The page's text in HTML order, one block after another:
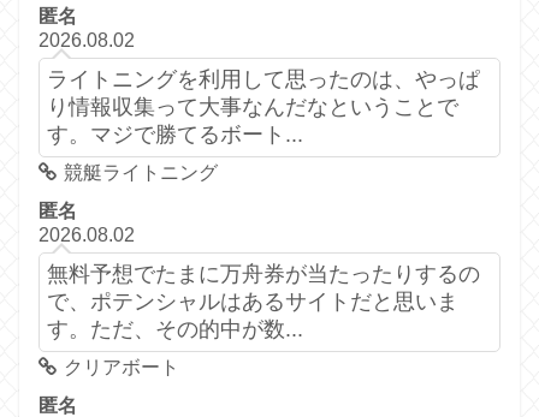
匿名
2026.08.02
ライトニングを利用して思ったのは、やっぱ
り情報収集って大事なんだなということで
す。マジで勝てるボート...
競艇ライトニング
匿名
2026.08.02
無料予想でたまに万舟券が当たったりするの
で、ポテンシャルはあるサイトだと思いま
す。ただ、その的中が数...
クリアボート
匿名